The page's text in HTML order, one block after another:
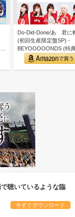
Do-Did-Done/あゝ君に
(初回生産限定盤SP) -
BEYOOOOONDS (特
な…
聴いているような臨
今すぐダウンロード